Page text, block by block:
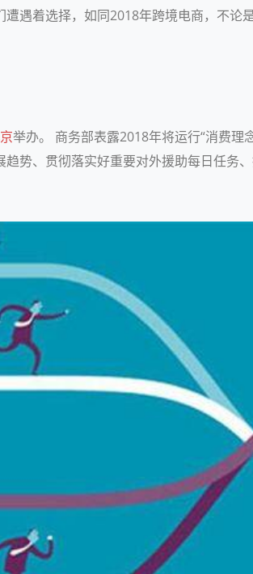
遇着选择，如同2018年跨境电商，不
举办。 商务部表露2018年将运行“消费
势、贯彻落实好重要对外援助每日任务